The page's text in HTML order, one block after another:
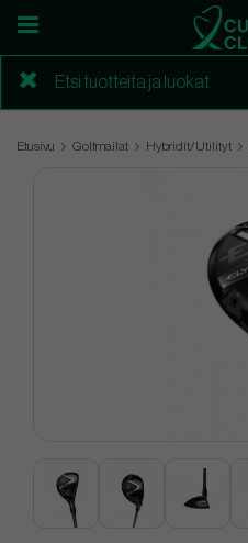
Etusivu Golfmailat Hybridit/Utilityt